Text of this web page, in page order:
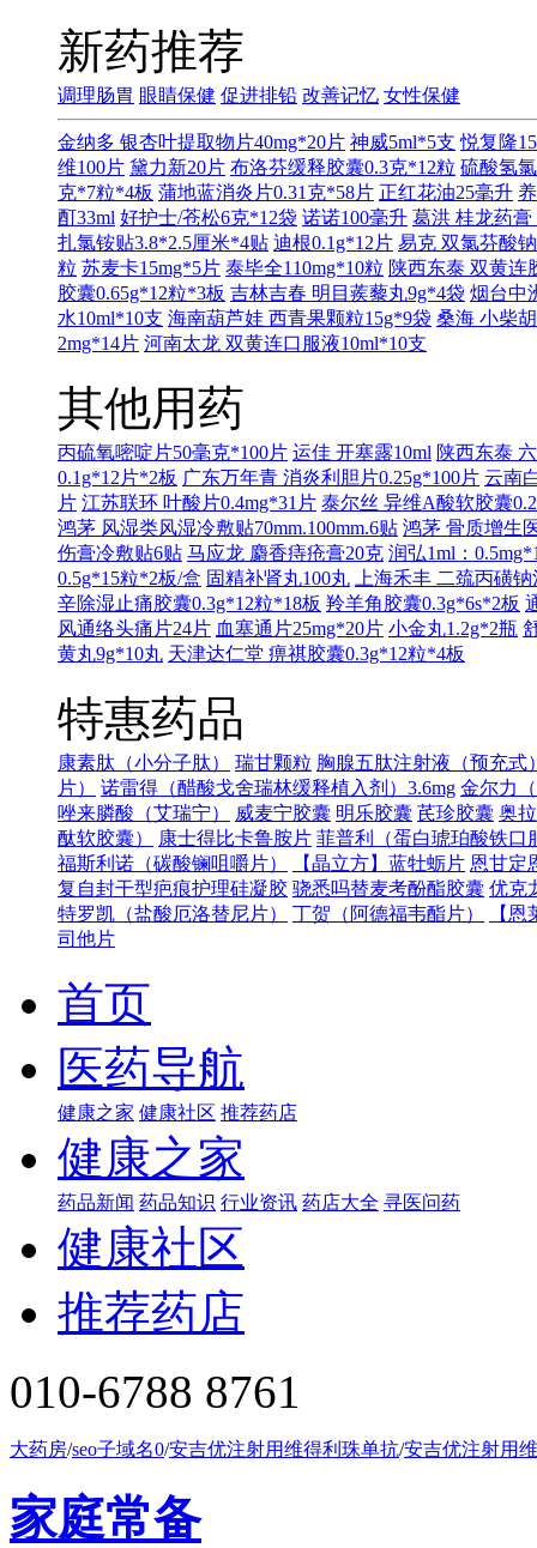
新药推荐
调理肠胃 眼睛保健 促进排铅 改善记忆 女性保健
金纳多 银杏叶提取物片40mg*20片 神威5ml*5支 悦复隆
维100片 黛力新20片 布洛芬缓释胶囊0.3克*12粒 硫酸氢
克*7粒*4板 蒲地蓝消炎片0.31克*58片 正红花油25毫升
酊33ml 好护士/苍松6克*12袋 诺诺100毫升 葛洪 桂龙药膏
扎氯铵贴3.8*2.5厘米*4贴 迪根0.1g*12片 易克 双氯芬酸
粒 苏麦卡15mg*5片 泰毕全110mg*10粒 陕西东泰 双黄连
胶囊0.65g*12粒*3板 吉林吉春 明目蒺藜丸9g*4袋 烟台中
水10ml*10支 海南葫芦娃 西青果颗粒15g*9袋 桑海 小柴
2mg*14片 河南太龙 双黄连口服液10ml*10支
其他用药
丙硫氧嘧啶片50毫克*100片 运佳 开塞露10ml 陕西东泰
0.1g*12片*2板 广东万年青 消炎利胆片0.25g*100片 云南
片 江苏联环 叶酸片0.4mg*31片 泰尔丝 异维A酸软胶囊
鸿茅 风湿类风湿冷敷贴70mm.100mm.6贴 鸿茅 骨质增生
伤膏冷敷贴6贴 马应龙 麝香痔疮膏20克 润弘1ml：
0.5g*15粒*2板/盒 固精补肾丸100丸
上海禾丰 二巯丙磺
辛除湿止痛胶囊0.3g*12粒*18板 羚羊角胶囊0.3g*6s*2板
风通络头痛片24片 血塞通片25mg*20片 小金丸1.2g*2瓶
黄丸9g*10丸 天津达仁堂 痹祺胶囊0.3g*12粒*4板
特惠药品
康素肽（小分子肽） 瑞甘颗粒 胸腺五肽注射液（预充式
片）
诺雷得（醋酸戈舍瑞林缓释植入剂）3.6mg 金尔力
唑来膦酸（艾瑞宁）
威麦宁胶囊 明乐胶囊 芪珍胶囊 奥
酞软胶囊）
康士得比卡鲁胺片 菲普利（蛋白琥珀酸铁口
福斯利诺（碳酸镧咀嚼片）
【晶立方】蓝牡蛎片 恩甘定
复自封干型疤痕护理硅凝胶 骁悉吗替麦考酚酯胶囊 优克
特罗凯（盐酸厄洛替尼片）
丁贺（阿德福韦酯片）
【
司他片
首页
医药导航
健康之家 健康社区 推荐药店
健康之家
药品新闻 药品知识 行业资讯 药店大全 寻医问药
健康社区
推荐药店
010-6788 8761
大药房/seo子域名0/安吉优注射用维得利珠单抗/安吉优注射用
家庭常备